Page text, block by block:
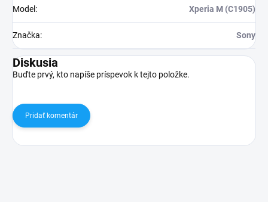
Model : Xperia M (C1905)
Značka: Sony
Diskusia
Buďte prvý, kto napíše príspevok k tejto položke.
Pridať komentár